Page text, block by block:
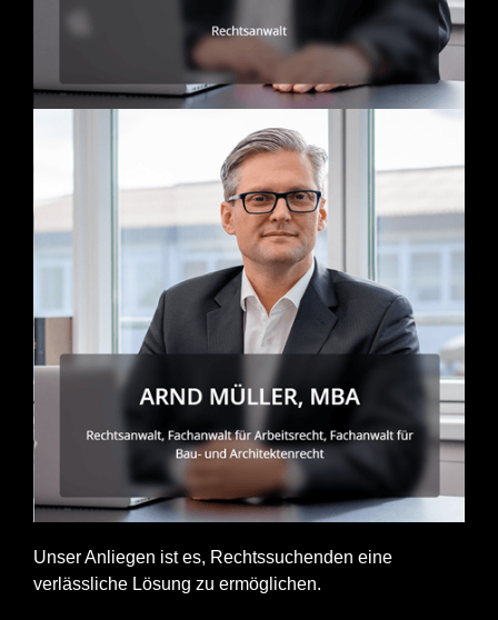
Unser Anliegen ist es, Rechtssuchenden eine
verlässliche Lösung zu ermöglichen.